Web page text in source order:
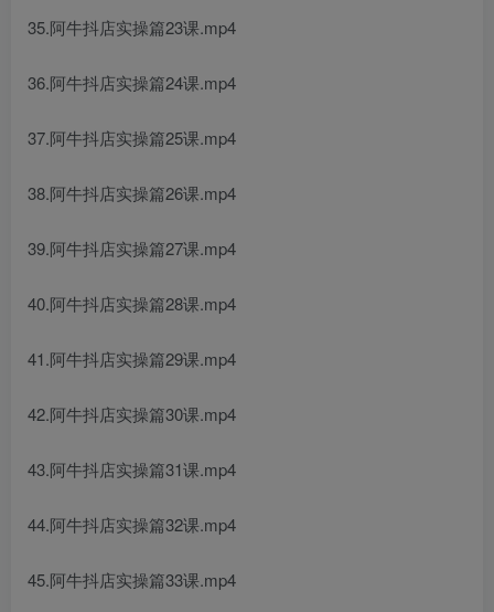
35.阿牛抖店实操篇23课.mp4
36.阿牛抖店实操篇24课.mp4
37.阿牛抖店实操篇25课.mp4
38.阿牛抖店实操篇26课.mp4
39.阿牛抖店实操篇27课.mp4
40.阿牛抖店实操篇28课.mp4
41.阿牛抖店实操篇29课.mp4
42.阿牛抖店实操篇30课.mp4
43.阿牛抖店实操篇31课.mp4
44.阿牛抖店实操篇32课.mp4
45.阿牛抖店实操篇33课.mp4